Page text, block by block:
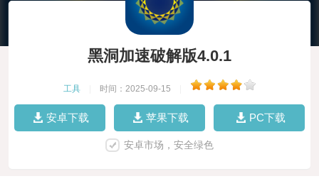
黑洞加速破解版4.0.1
工具 时间：2025-09-15
安卓下载 苹果下载 PC下载
安卓市场，安全绿色